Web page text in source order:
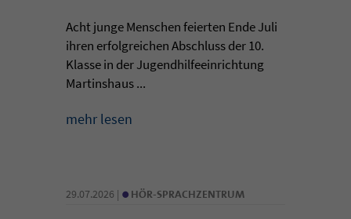
Acht junge Menschen feierten Ende Juli
ihren erfolgreichen Abschluss der 10.
Klasse in der Jugendhilfeeinrichtung
Martinshaus ...
mehr lesen
29.07.2026 | • HÖR-SPRACHZENTRUM